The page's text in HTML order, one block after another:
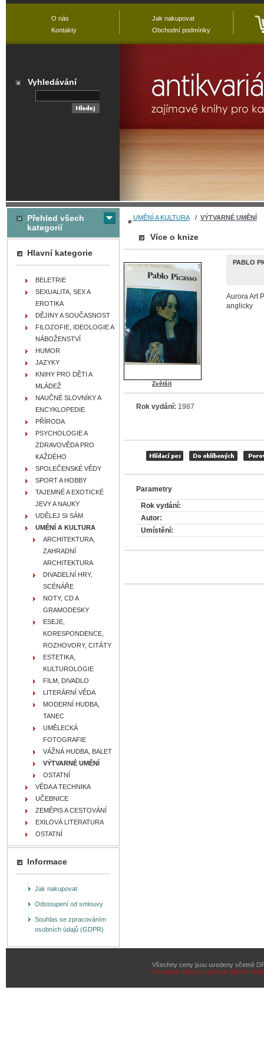
UMĚNÍ A KULTURA/ VÝTVARNÉ UMĚNÍ
Více o knize
Zvětšit
PABLO
Aurora Art
anglicky
Rok vydání: 1987
Parametry
Rok vydání:
Autor:
Umístění:
Přehled všech
kategorií
Hlavní kategorie
BELETRIE
SEXUALITA, SEX A
EROTIKA
DĚJINY A SOUČASNOST
FILOZOFIE, IDEOLOGIE A
NÁBOŽENSTVÍ
HUMOR
JAZYKY
KNIHY PRO DĚTI A
MLÁDEŽ
NAUČNÉ SLOVNÍKY A
ENCYKLOPEDIE
PŘÍRODA
PSYCHOLOGIE A
ZDRAVOVĚDA PRO
KAŽDÉHO
SPOLEČENSKÉ VĚDY
SPORT A HOBBY
TAJEMNÉ A EXOTICKÉ
JEVY A NAUKY
UDĚLEJ SI SÁM
UMĚNÍ A KULTURA
ARCHITEKTURA,
ZAHRADNÍ
ARCHITEKTURA
DIVADELNÍ HRY,
SCÉNÁŘE
NOTY, CD A
GRAMODESKY
ESEJE,
KORESPONDENCE,
ROZHOVORY, CITÁTY
ESTETIKA,
KULTUROLOGIE
FILM, DIVADLO
LITERÁRNÍ VĚDA
MODERNÍ HUDBA,
TANEC
UMĚLECKÁ
FOTOGRAFIE
VÁŽNÁ HUDBA, BALET
VÝTVARNÉ UMĚNÍ
OSTATNÍ
VĚDA A TECHNIKA
UČEBNICE
ZEMĚPIS A CESTOVÁNÍ
EXILOVÁ LITERATURA
OSTATNÍ
Informace
Jak nakupovat
Odstoupení od smlouvy
Souhlas se zpracováním
osobních údajů (GDPR)
Všechny ceny jsou uvedeny včetně
Pronájem eshopu zajišťuje
O nás
Kontakty
Jak nakupovat
Obchodní podmínky
Vyhledávání